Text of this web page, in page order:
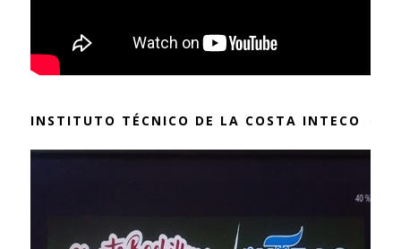
INSTITUTO TÉCNICO DE LA COSTA INTECO